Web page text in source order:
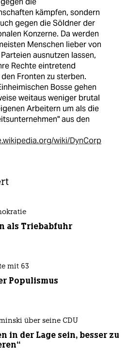
kämpfen, sondern
gegen die Söldner der
Konzerne. Da werden
Menschen lieber von
ausnutzen lassen,
Rechte eintretend
Fronten zu sterben.
Bosse gehen
weitaus weniger brutal
Arbeitern um als die
aus den
wiki/DynCorp
als Triebabfuhr
mit 63
Populismus
über seine CDU
in der Lage sein, besser zu